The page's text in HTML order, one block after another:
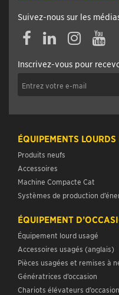
Suivez-nous sur les
Inscrivez-vous pour
ÉQUIPEMENTS LOURDS
Produits neufs
Accessoires
Machine Compacte Cat
Systèmes de production
ÉQUIPEMENT
Équipement lourd usagé
Accessoires usagés (anglais)
Pièces usagées et remises à
Génératrices d’occasion
Chariots élévateurs d’occasion